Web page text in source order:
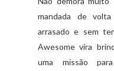
mandada de
arrasado e sem
Awesome vira
uma missão